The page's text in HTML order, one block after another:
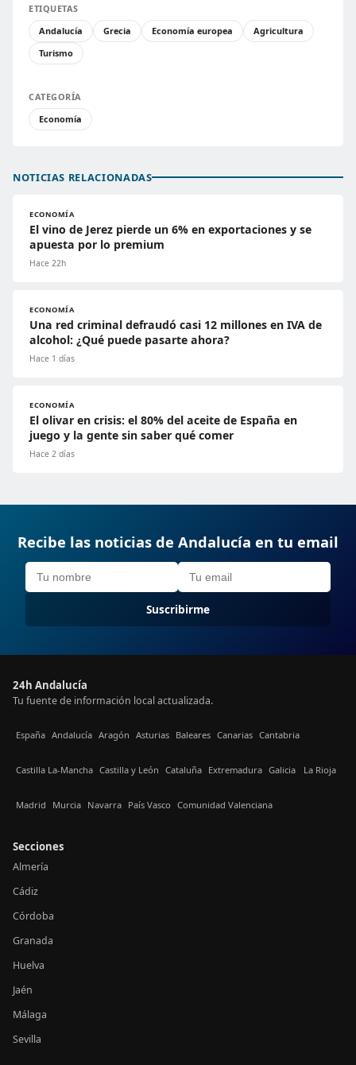
ETIQUETAS
Andalucía
Grecia Economía europea
Agricultura
Turismo
CATEGORÍA
Economía
NOTICIAS RELACIONADAS
ECONOMÍA
El vino de Jerez pierde un 6% en exportaciones y se
apuesta por lo premium
Hace 22h
ECONOMÍA
Una red criminal defraudó casi 12 millones en IVA de
alcohol: ¿Qué puede pasarte ahora?
Hace 1 días
ECONOMÍA
El olivar en crisis: el 80% del aceite de España en
juego y la gente sin saber qué comer
Hace 2 días
Recibe las noticias de Andalucía en tu email
Suscribirme
24h Andalucía
Tu fuente de información local actualizada.
España Andalucía Aragón Asturias Baleares Canarias Cantabria
Castilla La-Mancha Castilla y León Cataluña Extremadura Galicia La Rioja
Madrid Murcia Navarra País Vasco Comunidad Valenciana
Secciones
Almería
Cádiz
Córdoba
Granada
Huelva
Jaén
Málaga
Sevilla